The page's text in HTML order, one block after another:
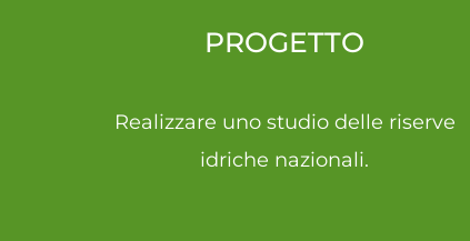
PROGETTO
Realizzare uno studio delle riserve
idriche nazionali.